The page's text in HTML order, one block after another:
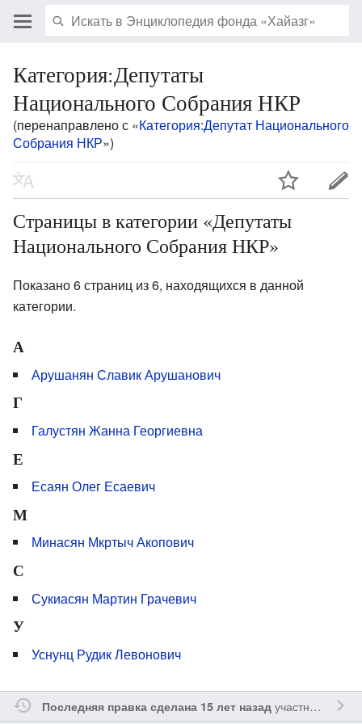
Категория:Депутаты
Национального Собрания НКР
(перенаправлено с «Категория:Депутат Национального
Собрания НКР»)
Страницы в категории «Депутаты
Национального Собрания НКР»
Показано 6 страниц из 6, находящихся в данной
категории.
А
Арушанян Славик Арушанович
Г
Галустян Жанна Георгиевна
Е
Есаян Олег Есаевич
М
Минасян Мкртыч Акопович
С
Сукиасян Мартин Грачевич
У
Уснунц Рудик Левонович
Последняя правка сделана 15 лет назадучастником